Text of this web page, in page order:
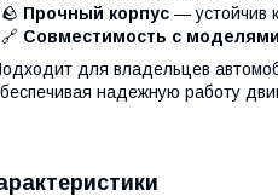
Прочный корпус — устойчив
Совместимость с моделями
для владельцев
надежную работу